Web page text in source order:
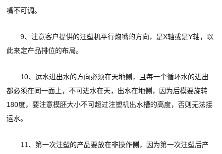
嘴不可调。
9、注意客户提供的注塑机平行炮嘴的方向，是X轴或是Y轴，以
此来定产品排位的布局。
10、运水进出水的方向必须在天地侧，且每一个循环水的进出
都必须在同一面上，不可进水在天，出水在地侧，因为后模要旋转
180度，要注意模胚大小不可超过注塑机出水槽的高度，否则无法接
运水。
11、第一次注塑的产品要放在非操作侧，因为第一次注塑后产